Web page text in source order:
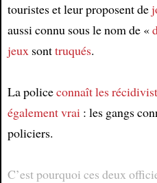
touristes et leur proposent de
aussi connu sous le nom de «
jeuxsonttruqués.
La policeconnaîtles
également vrai: les gangs
policiers.
C’est pourquoi ces deux